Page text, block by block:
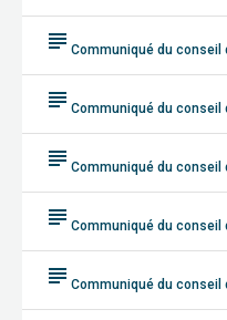
subject Communiqué du
subject Communiqué du
subject Communiqué du
subject Communiqué du
subject Communiqué du